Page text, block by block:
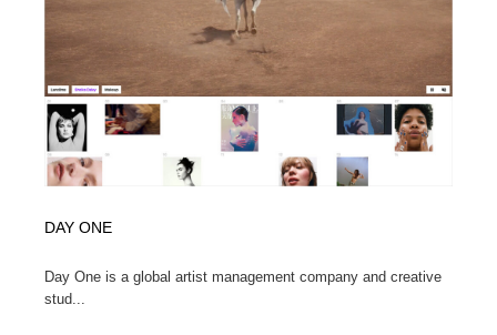
DAY ONE
Day One is a global artist management company and creative
stud...